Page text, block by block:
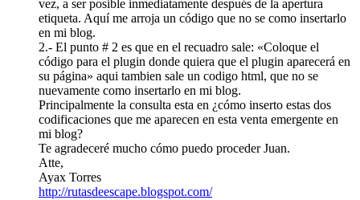
vez, a ser posible inmediatamente después de la apertura
etiqueta. Aquí me arroja un código que no se como insertarlo
en mi blog.
2.- El punto # 2 es que en el recuadro sale: «Coloque el
código para el plugin donde quiera que el plugin aparecerá en
su página» aqui tambien sale un codigo html, que no se
nuevamente como insertarlo en mi blog.
Principalmente la consulta esta en ¿cómo inserto estas dos
codificaciones que me aparecen en esta venta emergente en
mi blog?
Te agradeceré mucho cómo puedo proceder Juan.
Atte,
Ayax Torres
http://rutasdeescape.blogspot.com/